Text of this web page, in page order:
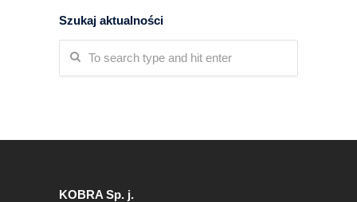
Szukaj aktualności
KOBRA Sp. j.